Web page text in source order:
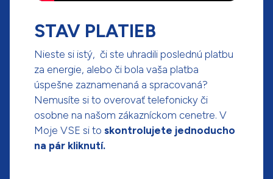
STAV PLATIEB
Nieste si istý, či ste uhradili poslednú platbu
za energie, alebo či bola vaša platba
úspešne zaznamenaná a spracovaná?
Nemusíte si to overovať telefonicky či
osobne na našom zákazníckom cenetre. V
Moje VSE si to skontrolujete jednoducho
na pár kliknutí.